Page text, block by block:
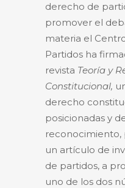
derecho de
promover el
materia el
Partidos ha
revista Teoría y
Constitucional,
derecho
posicionadas y
reconocimiento,
un artículo de
de partidos, a
uno de los dos